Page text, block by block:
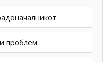
проблем